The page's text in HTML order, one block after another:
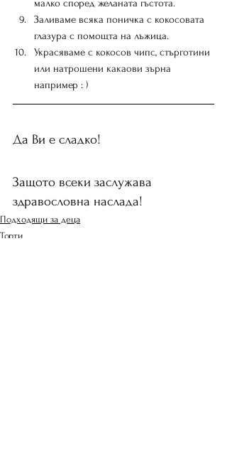
малко според желаната гъстота.
Заливаме всяка поничка с кокосовата
глазура с помощта на лъжица.
Украсяваме с кокосов чипс, стърготини
или натрошени какаови зърна
например : )
Да Ви е сладко!
Защото всеки заслужава
здравословна наслада!
Подходящи за деца
Торти